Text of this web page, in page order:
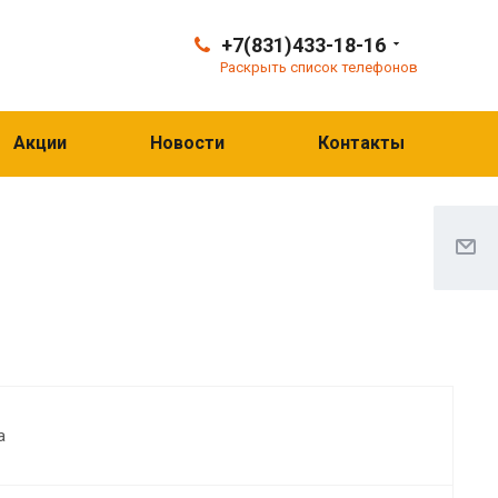
+7(831)433-18-16
Раскрыть список телефонов
Акции Новости Контакты